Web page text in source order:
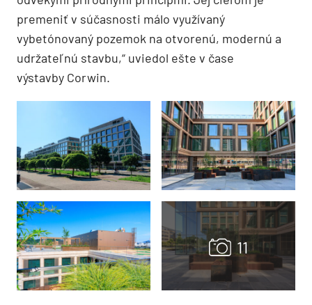
premeniť v súčasnosti málo využívaný
vybetónovaný pozemok na otvorenú, modernú a
udržateľnú stavbu,“ uviedol ešte v čase
výstavby Corwin.